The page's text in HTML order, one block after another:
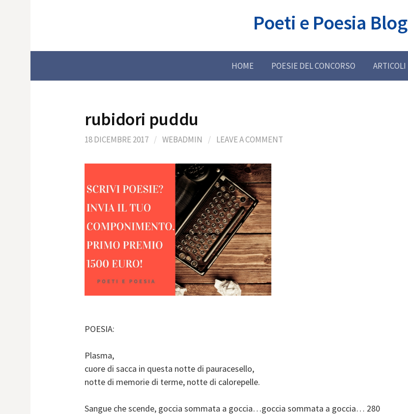
Poeti e Poesia Blog
HOME POESIE DEL CONCORSO ARTICOLI
rubidori puddu
18 DICEMBRE 2017 / WEBADMIN / LEAVE A COMMENT
POESIA:
Plasma,
cuore di sacca in questa notte di pauracesello,
notte di memorie di terme, notte di calorepelle.
Sangue che scende, goccia sommata a goccia…goccia sommata a goccia… 280